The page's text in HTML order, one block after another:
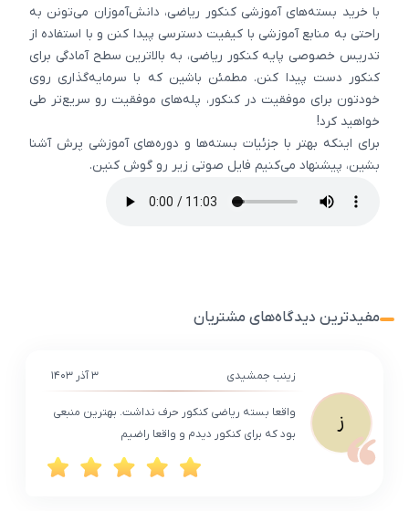
با خرید بسته‌های آموزشی کنکور ریاضی، دانش‌آموزان می‌تونن به
راحتی به منابع آموزشی با کیفیت دسترسی پیدا کنن و با استفاده از
تدریس خصوصی پایه کنکور ریاضی، به بالاترین سطح آمادگی برای
کنکور دست پیدا کنن. مطمئن باشین که با سرمایه‌گذاری روی
خودتون برای موفقیت در کنکور، پله‌های موفقیت رو سریع‌تر طی
خواهید کرد!
برای اینکه بهتر با جزئیات بسته‌ها و دوره‌های آموزشی پرش آشنا
بشین، پیشنهاد می‌کنیم فایل صوتی زیر رو گوش کنین.
مفیدترین دیدگاه‌های مشتریان
ز
زینب جمشیدی ۳ آذر ۱۴۰۳
واقعا بسته ریاضی کنکور حرف نداشت. بهترین منبعی
بود که برای کنکور دیدم و واقعا راضیم